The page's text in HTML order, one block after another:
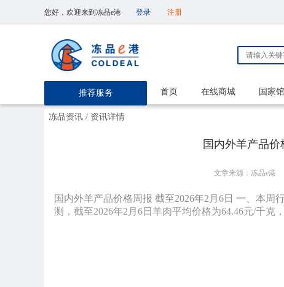
您好，欢迎来到冻品e港 登录 注册
推荐服务 首页 在线商城 国家馆
冻品资讯 / 资讯详情
国内外羊产品价
文章来源：冻品e港
国内外羊产品价格周报 截至2026年2月6日 一、本周
测，截至2026年2月6日羊肉平均价格为64.46元/千克